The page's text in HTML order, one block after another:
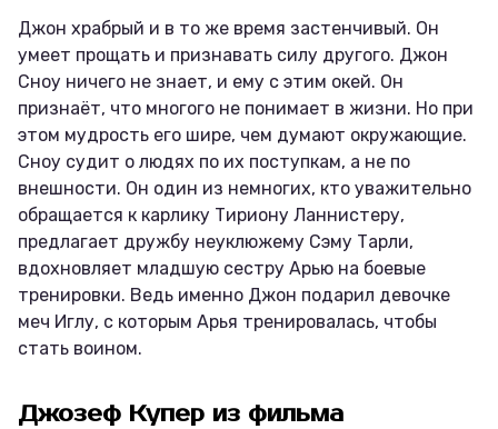
Джон храбрый и в то же время застенчивый. Он
умеет прощать и признавать силу другого. Джон
Сноу ничего не знает, и ему с этим окей. Он
признаёт, что многого не понимает в жизни. Но при
этом мудрость его шире, чем думают окружающие.
Сноу судит о людях по их поступкам, а не по
внешности. Он один из немногих, кто уважительно
обращается к карлику Тириону Ланнистеру,
предлагает дружбу неуклюжему Сэму Тарли,
вдохновляет младшую сестру Арью на боевые
тренировки. Ведь именно Джон подарил девочке
меч Иглу, с которым Арья тренировалась, чтобы
стать воином.
Джозеф Купер из фильма